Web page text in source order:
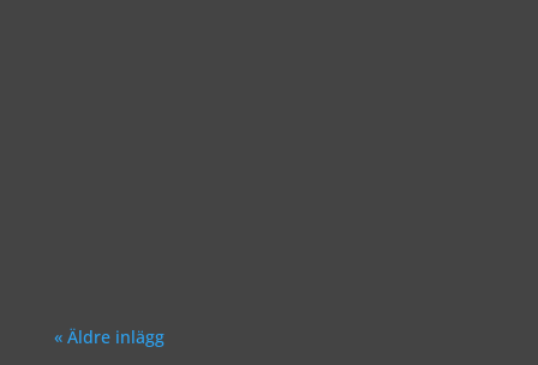
« Äldre inlägg